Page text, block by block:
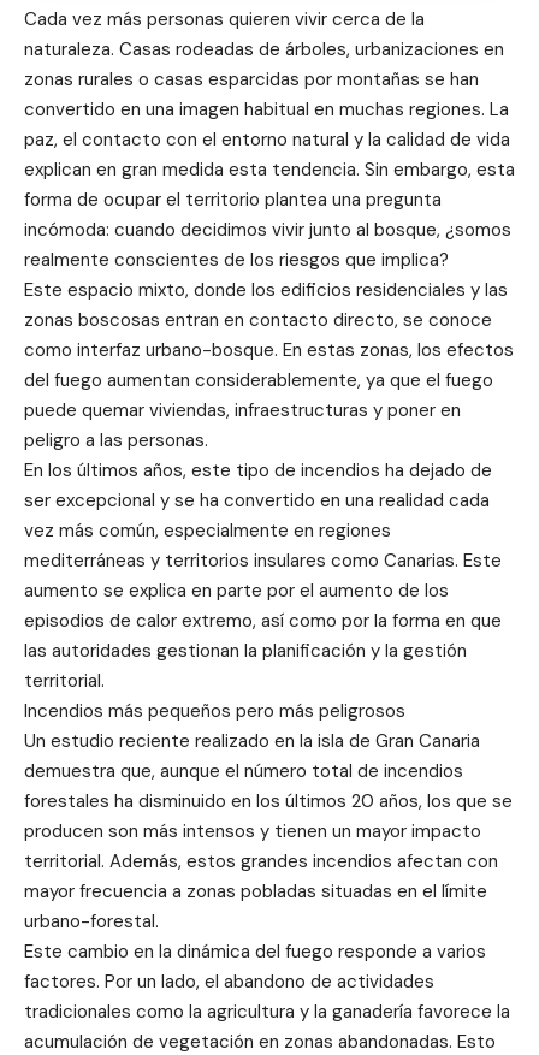
Cada vez más personas quieren vivir cerca de la
naturaleza. Casas rodeadas de árboles, urbanizaciones en
zonas rurales o casas esparcidas por montañas se han
convertido en una imagen habitual en muchas regiones. La
paz, el contacto con el entorno natural y la calidad de vida
explican en gran medida esta tendencia. Sin embargo, esta
forma de ocupar el territorio plantea una pregunta
incómoda: cuando decidimos vivir junto al bosque, ¿somos
realmente conscientes de los riesgos que implica?
Este espacio mixto, donde los edificios residenciales y las
zonas boscosas entran en contacto directo, se conoce
como interfaz urbano-bosque. En estas zonas, los efectos
del fuego aumentan considerablemente, ya que el fuego
puede quemar viviendas, infraestructuras y poner en
peligro a las personas.
En los últimos años, este tipo de incendios ha dejado de
ser excepcional y se ha convertido en una realidad cada
vez más común, especialmente en regiones
mediterráneas y territorios insulares como Canarias. Este
aumento se explica en parte por el aumento de los
episodios de calor extremo, así como por la forma en que
las autoridades gestionan la planificación y la gestión
territorial.
Incendios más pequeños pero más peligrosos
Un estudio reciente realizado en la isla de Gran Canaria
demuestra que, aunque el número total de incendios
forestales ha disminuido en los últimos 20 años, los que se
producen son más intensos y tienen un mayor impacto
territorial. Además, estos grandes incendios afectan con
mayor frecuencia a zonas pobladas situadas en el límite
urbano-forestal.
Este cambio en la dinámica del fuego responde a varios
factores. Por un lado, el abandono de actividades
tradicionales como la agricultura y la ganadería favorece la
acumulación de vegetación en zonas abandonadas. Esto